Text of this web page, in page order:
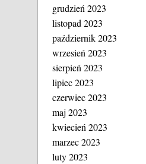
grudzień 2023
listopad 2023
październik 2023
wrzesień 2023
sierpień 2023
lipiec 2023
czerwiec 2023
maj 2023
kwiecień 2023
marzec 2023
luty 2023